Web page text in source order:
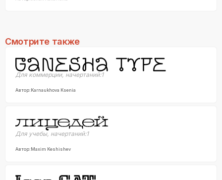
Смотрите также
Для коммерции, начертаний:1
Автор:Karnaukhova Ksenia
Для учебы, начертаний:1
Автор:Maxim Keshishev